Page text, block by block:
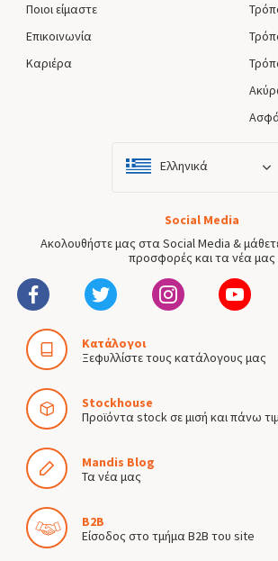
Ποιοι είμαστε
Επικοινωνία
Καριέρα
Ελληνικά
Social Media
Ακολουθήστε μας στα Social Media &
προσφορές και τα νέα μας
Κατάλογοι
Ξεφυλλίστε τους κατάλογους μας
Stockhouse
Προϊόντα stock σε μισή και πάνω
Mandis Blog
Τα νέα μας
B2B
Είσοδος στο τμήμα B2B του site